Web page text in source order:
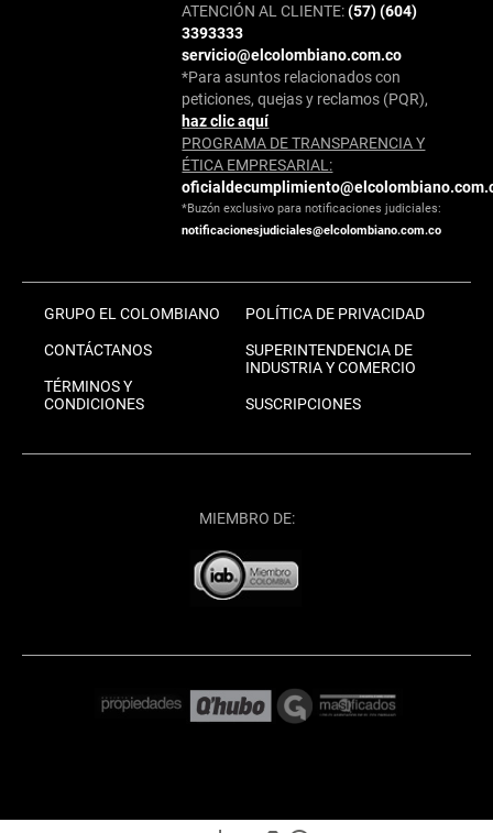
ATENCIÓN AL CLIENTE:(57) (604)
3393333
servicio@elcolombiano.com.co
*Para asuntos relacionados con
peticiones, quejas y reclamos (PQR),
haz clic aquí
PROGRAMA DE TRANSPARENCIA Y
ÉTICA EMPRESARIAL:
*Buzón exclusivo para notificaciones judiciales:
notificacionesjudiciales@elcolombiano.com.co
GRUPO EL COLOMBIANO
CONTÁCTANOS
TÉRMINOS Y
CONDICIONES
POLÍTICA DE PRIVACIDAD
SUPERINTENDENCIA DE
INDUSTRIA Y COMERCIO
SUSCRIPCIONES
MIEMBRO DE: